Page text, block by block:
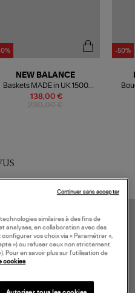
138,00 €
NEW BALANCE
Baskets MADE in UK 1500
Green Oasis
-50%
similaires à des fins de
analyses, en collaboration avec des
vos choix via « Paramétrer »,
») ou refuser ceux non strictement
Pour en savoir plus sur l’utilisation de
cookies
Continuer sans accepter